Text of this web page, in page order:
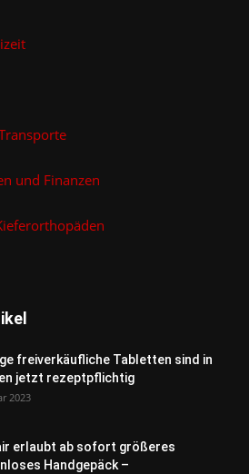
und Finanzen
freiverkäufliche Tabletten sind in
jetzt rezeptpflichtig
2023
erlaubt ab sofort größeres
Handgepäck –